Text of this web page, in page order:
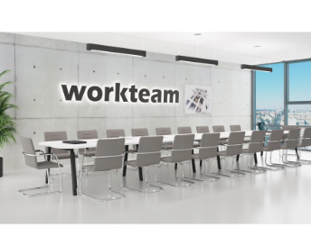
z
5
hvězdiček.